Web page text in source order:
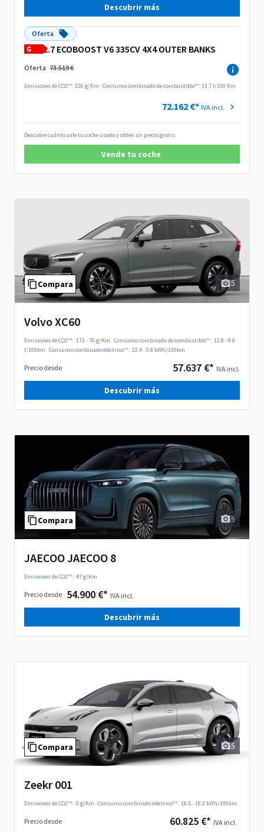
Descubrir más
Oferta
G
2.7 ECOBOOST V6 335CV 4X4 OUTER BANKS
Oferta 73.519 €
Emisiones de CO2**: 326 g/Km ·Consumo combinado de combustible**: 13.7 l/100 Km
72.162 €* IVA incl.
Descubre cuánto vale tu coche usado y obtén un precio gratis.
Vende tu coche
Compara 5
Volvo XC60
Emisiones de CO2**: 173 - 76 g/Km ·Consumo combinado de combustible**: 12.8 - 9.8
l/100km ·Consumo combinado eléctrico**: 22.4 - 0.8 kWh/100km
Precio desde 57.637 €* IVA incl.
Descubrir más
Compara 5
JAECOO JAECOO 8
Emisiones de CO2**: 47 g/Km
Precio desde 54.900 €* IVA incl.
Descubrir más
Compara 5
Zeekr 001
Emisiones de CO2**: 0 g/Km ·Consumo combinado eléctrico**: 18.5 - 18.2 kWh/100km
Precio desde 60.825 €* IVA incl.